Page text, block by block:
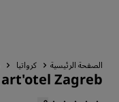
الصفحة الرئيسية كرواتيا
art'otel Zagreb